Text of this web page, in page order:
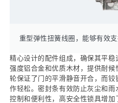
重型弹性扭簧线圈，能够有效支
精心设计的配件组成，确保其平
强度铝合金和优质木材，提供耐
轮保证了门的平滑静音开合，而
作轻松。密封条有效防止灰尘和
控制和便利性，高安全性锁具增